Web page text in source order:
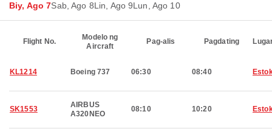
Biy, Ago 7Sab, Ago 8Lin, Ago 9Lun, Ago 10
Flight No.
Modelo ng
Aircraft
Pag-alis Pagdating
KL1214 Boeing 737 06:30 08:40
SK1553
AIRBUS
A320NEO
08:10 10:20